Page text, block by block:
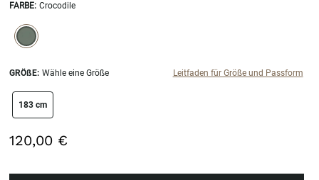
FARBE: Crocodile
SELECTION WILL REFRESH THE PAGE WITH NEW RESULTS.
selected
GRÖßE: Wähle eine Größe Leitfaden für Größe und Passform
size swatch
183 cm
120,00 €